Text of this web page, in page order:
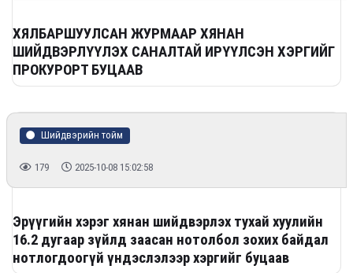
ХЯЛБАРШУУЛСАН ЖУРМААР ХЯНАН
ШИЙДВЭРЛҮҮЛЭХ САНАЛТАЙ ИРҮҮЛСЭН ХЭРГИЙГ
ПРОКУРОРТ БУЦААВ
Шийдвэрийн тойм
179 2025-10-08 15:02:58
Эрүүгийн хэрэг хянан шийдвэрлэх тухай хуулийн
16.2 дугаар зүйлд заасан нотолбол зохих байдал
нотлогдоогүй үндэслэлээр хэргийг буцаав